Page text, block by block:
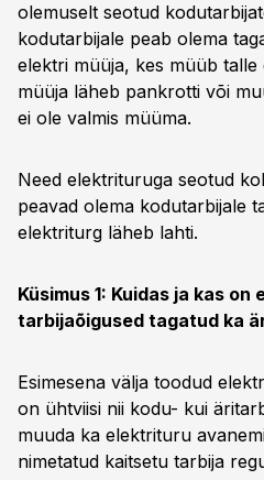
olemuselt seotud
kodutarbijale peab olema
elektri müüja, kes müüb talle
müüja läheb pankrotti või
ei ole valmis müüma.
Need elektrituruga seotud
peavad olema kodutarbijale
elektriturg läheb lahti.
Küsimus 1: Kuidas ja kas
tarbijaõigused tagatud ka
Esimesena välja toodud
on ühtviisi nii kodu- kui
muuda ka elektrituru
nimetatud kaitsetu tarbija